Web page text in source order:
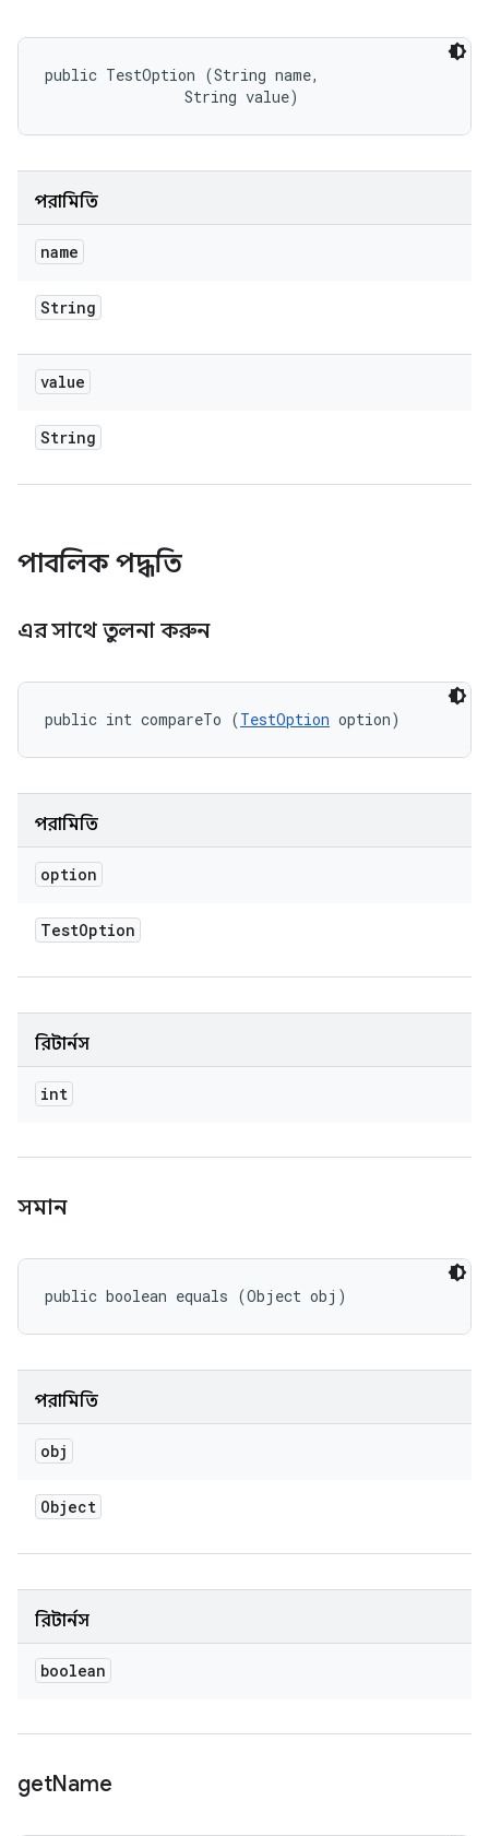
public TestOption (String name,
                String value)
পরামিতি
name
String
value
String
পাবলিক পদ্ধতি
এর সাথে তুলনা করুন
public int compareTo (TestOption option)
পরামিতি
option
TestOption
রিটার্নস
int
সমান
public boolean equals (Object obj)
পরামিতি
obj
Object
রিটার্নস
boolean
getName